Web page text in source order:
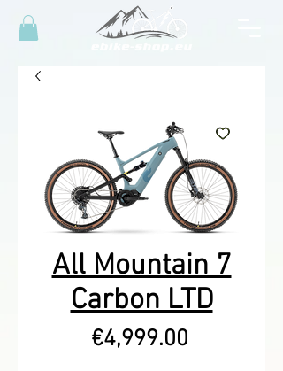
All Mountain 7
Carbon LTD
€4,999.00Price